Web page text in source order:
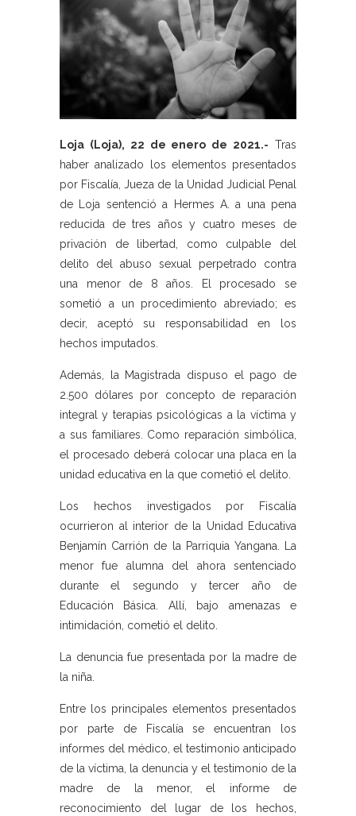
Loja (Loja), 22 de enero de 2021.- Tras
haber analizado los elementos presentados
por Fiscalía, Jueza de la Unidad Judicial Penal
de Loja sentenció a Hermes A. a una pena
reducida de tres años y cuatro meses de
privación de libertad, como culpable del
delito del abuso sexual perpetrado contra
una menor de 8 años. El procesado se
sometió a un procedimiento abreviado; es
decir, aceptó su responsabilidad en los
hechos imputados.
Además, la Magistrada dispuso el pago de
2.500 dólares por concepto de reparación
integral y terapias psicológicas a la víctima y
a sus familiares. Como reparación simbólica,
el procesado deberá colocar una placa en la
unidad educativa en la que cometió el delito.
Los hechos investigados por Fiscalía
ocurrieron al interior de la Unidad Educativa
Benjamín Carrión de la Parriquia Yangana. La
menor fue alumna del ahora sentenciado
durante el segundo y tercer año de
Educación Básica. Allí, bajo amenazas e
intimidación, cometió el delito.
La denuncia fue presentada por la madre de
la niña.
Entre los principales elementos presentados
por parte de Fiscalía se encuentran los
informes del médico, el testimonio anticipado
de la víctima, la denuncia y el testimonio de la
madre de la menor, el informe de
reconocimiento del lugar de los hechos,